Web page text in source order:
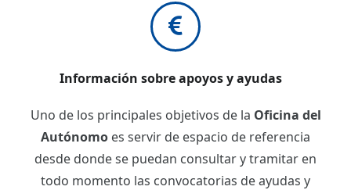
Información sobre apoyos y ayudas
Uno de los principales objetivos de la Oficina del
Autónomo es servir de espacio de referencia
desde donde se puedan consultar y tramitar en
todo momento las convocatorias de ayudas y